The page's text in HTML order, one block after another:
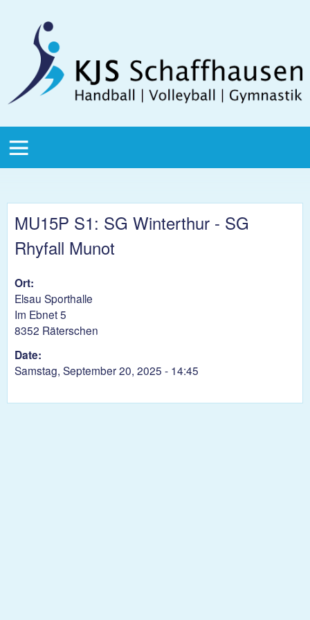
Schaffhausen
Menu
MU15P S1: SG Winterthur - SG
Rhyfall Munot
Ort:
Elsau Sporthalle
Im Ebnet 5
8352 Räterschen
Date:
Samstag, September 20, 2025 - 14:45